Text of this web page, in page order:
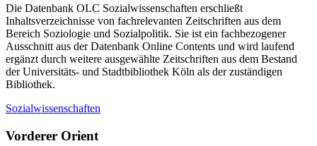
Die Datenbank OLC Sozialwissenschaften erschließt
Inhaltsverzeichnisse von fachrelevanten Zeitschriften aus dem
Bereich Soziologie und Sozialpolitik. Sie ist ein fachbezogener
Ausschnitt aus der Datenbank Online Contents und wird laufend
ergänzt durch weitere ausgewählte Zeitschriften aus dem Bestand
der Universitäts- und Stadtbibliothek Köln als der zuständigen
Bibliothek.
Sozialwissenschaften
Vorderer Orient